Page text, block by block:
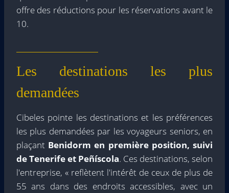
offre des réductions pour les réservations avant le
10.
Les destinations les plus
demandées
Cibeles pointe les destinations et les préférences
les plus demandées par les voyageurs seniors, en
plaçant Benidorm en première position, suivi
de Tenerife et Peñíscola. Ces destinations, selon
l'entreprise, « reflètent l'intérêt de ceux de plus de
55 ans dans des endroits accessibles, avec un